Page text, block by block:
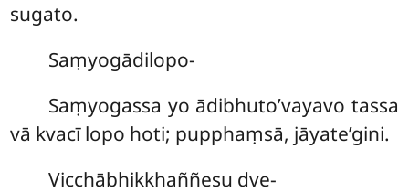
sugato.
Saṃyogādilopo-
Saṃyogassa yo ādibhuto’vayavo tassa
vā kvacī lopo hoti; pupphaṃsā, jāyate’gini.
Vicchābhikkhaññesu dve-